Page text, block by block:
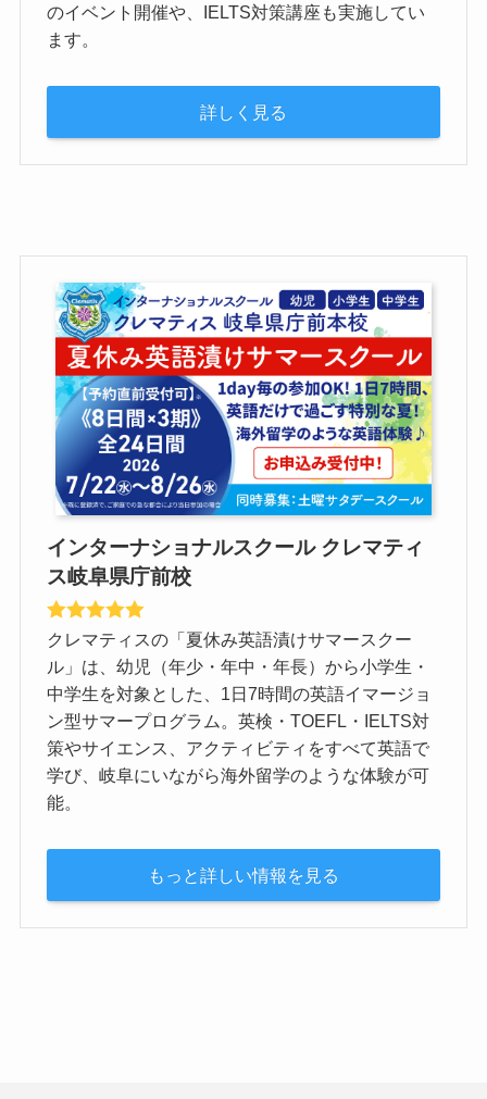
のイベント開催や、IELTS対策講座も実施してい
ます。
詳しく見る
インターナショナルスクール クレマティ
ス岐阜県庁前校
クレマティスの「夏休み英語漬けサマースクー
ル」は、幼児（年少・年中・年長）から小学生・
中学生を対象とした、1日7時間の英語イマージョ
ン型サマープログラム。英検・TOEFL・IELTS対
策やサイエンス、アクティビティをすべて英語で
学び、岐阜にいながら海外留学のような体験が可
能。
もっと詳しい情報を見る